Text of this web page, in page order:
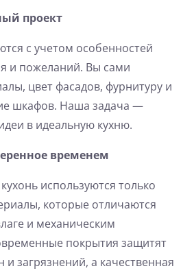
проект
с учетом особенностей
и пожеланий. Вы сами
цвет фасадов, фурнитуру и
шкафов. Наша задача —
в идеальную кухню.
временем
используются только
которые отличаются
и механическим
покрытия защитят
загрязнений, а качественная